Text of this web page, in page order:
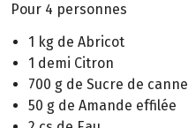
Pour 4 personnes
1 kg de Abricot
1 demi Citron
700 g de Sucre de canne
50 g de Amande effilée